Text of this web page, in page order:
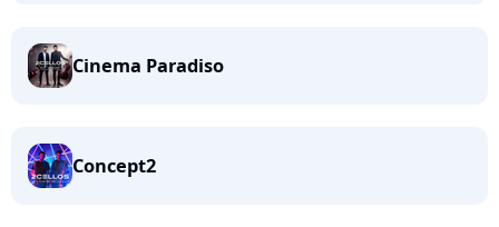
Cinema Paradiso
Concept2